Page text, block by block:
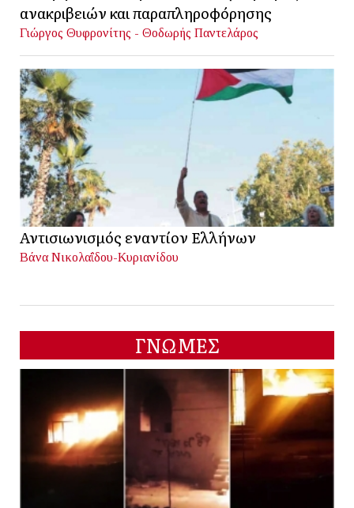
ανακριβειών και παραπληροφόρησης
Γιώργος Θυφρονίτης - Θοδωρής Παντελάρος
Αντισιωνισμός εναντίον Ελλήνων
Βάνα Νικολαΐδου-Κυριανίδου
ΓΝΩΜΕΣ